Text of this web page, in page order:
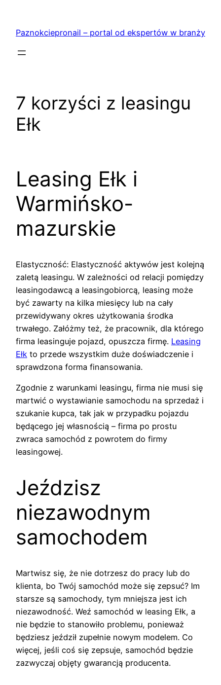
treściPaznokciepronail – portal od ekspertów w branży
7 korzyści z leasingu
Ełk
Leasing Ełk i
Warmińsko-
mazurskie
Elastyczność: Elastyczność aktywów jest kolejną
zaletą leasingu. W zależności od relacji pomiędzy
leasingodawcą a leasingobiorcą, leasing może
być zawarty na kilka miesięcy lub na cały
przewidywany okres użytkowania środka
trwałego. Załóżmy też, że pracownik, dla którego
firma leasinguje pojazd, opuszcza firmę. Leasing
Ełk to przede wszystkim duże doświadczenie i
sprawdzona forma finansowania.
Zgodnie z warunkami leasingu, firma nie musi się
martwić o wystawianie samochodu na sprzedaż i
szukanie kupca, tak jak w przypadku pojazdu
będącego jej własnością – firma po prostu
zwraca samochód z powrotem do firmy
leasingowej.
Jeździsz
niezawodnym
samochodem
Martwisz się, że nie dotrzesz do pracy lub do
klienta, bo Twój samochód może się zepsuć? Im
starsze są samochody, tym mniejsza jest ich
niezawodność. Weź samochód w leasing Ełk, a
nie będzie to stanowiło problemu, ponieważ
będziesz jeździł zupełnie nowym modelem. Co
więcej, jeśli coś się zepsuje, samochód będzie
zazwyczaj objęty gwarancją producenta.